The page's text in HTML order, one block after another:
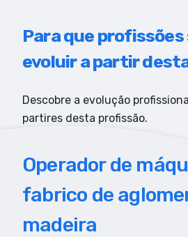
Para que profissões
evoluir a partir
Descobre a evolução
partires desta profissão.
Operador de
fabrico de
madeira